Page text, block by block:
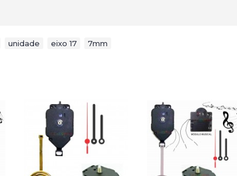
unidade eixo 17 7mm